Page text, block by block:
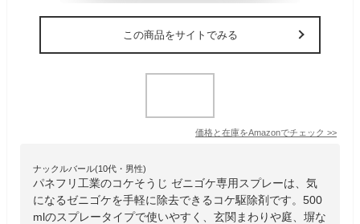
この商品をサイトでみる
価格と在庫をAmazonでチェック >>
ナックルバール(10代・男性)
パネフリ工業のコケそうじ ゼニゴケ専用スプレーは、気
になるゼニゴケを手軽に除去できるコケ駆除剤です。500
mlのスプレータイプで使いやすく、玄関まわりや庭、塀な